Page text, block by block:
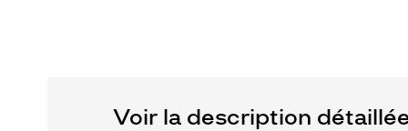
Voir la description